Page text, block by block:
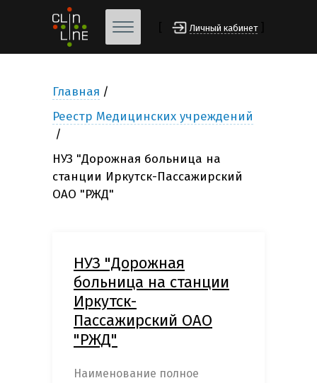
Личный кабинет
Главная
Реестр Медицинских учреждений
НУЗ "Дорожная больница на
станции Иркутск-Пассажирский
ОАО "РЖД"
НУЗ "Дорожная
больница на станции
Иркутск-
Пассажирский ОАО
"РЖД"
Наименование полное